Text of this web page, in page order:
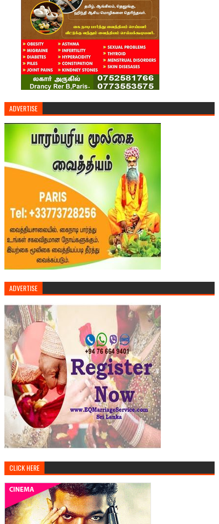
ADVERTISE
ADVERTISE
CLICK HERE